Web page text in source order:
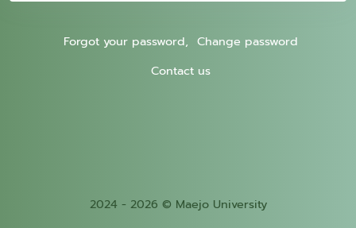
Forgot your password, Change password
Contact us
2024 - 2026 © Maejo University